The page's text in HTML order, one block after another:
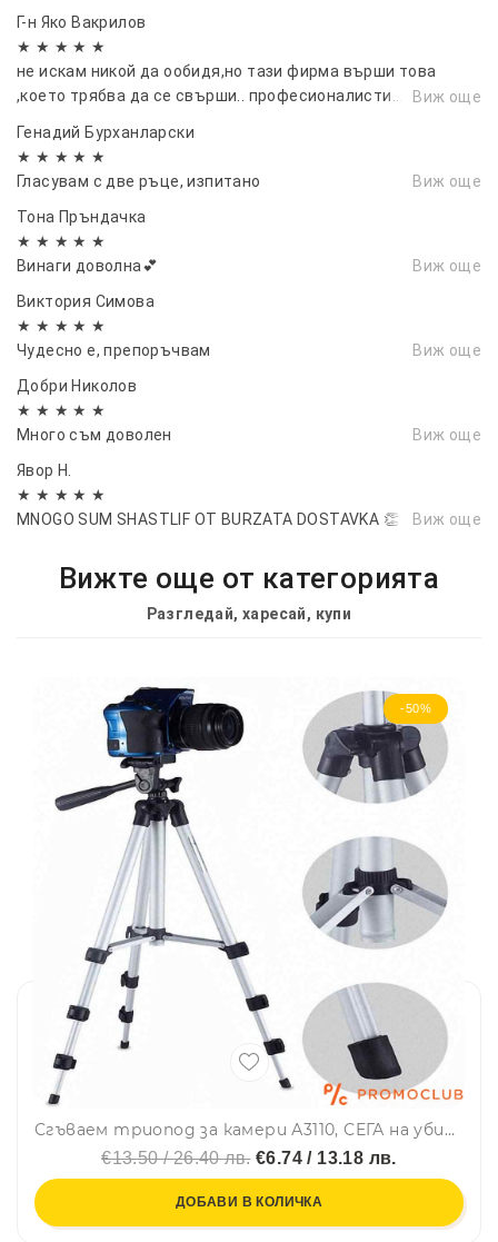
Дължина на вълната на инфрачервената
светлина 850 nm
Метод на разпространение на мрежата
Bluetooth мрежа за разпространение
Работна температура -10～45℃
1*звънец+1*дин-донг машина+1*ръководство
Г-н Яко Вакрилов
★ ★ ★ ★ ★
не искам никой да ообидя,но тази фирма върши това
,което трябва да се свърши.. професионалисти...
радвам че ви има..10/10...
Виж още
Генадий Бурханларски
★ ★ ★ ★ ★
Гласувам с две ръце, изпитано
Виж още
Тона Пръндачка
★ ★ ★ ★ ★
Винаги доволна💕
Виж още
Виктория Симова
★ ★ ★ ★ ★
Чудесно е, препоръчвам
Виж още
Добри Николов
★ ★ ★ ★ ★
Много съм доволен
Виж още
Явор Н.
★ ★ ★ ★ ★
MNOGO SUM SHASTLIF OT BURZATA DOSTAVKA 👏
Виж още
Вижте още от категорията
Разгледай, харесай, купи
-50%
Сгъваем триопод за камери А3110, СЕГА на убийствена цена
€13.50 / 26.40 лв.€6.74 / 13.18 лв.
ДОБАВИ В КОЛИЧКА